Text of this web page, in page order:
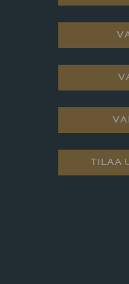
TILAA